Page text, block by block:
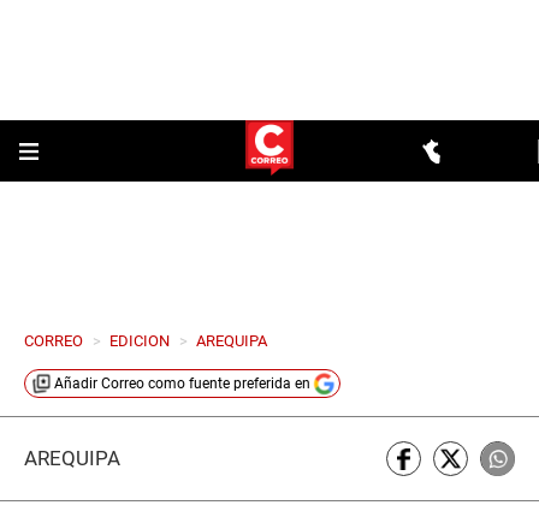
CORREO > EDICION > AREQUIPA
Añadir Correo como fuente preferida en
AREQUIPA